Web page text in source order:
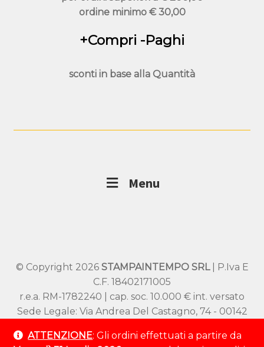
ATTENZIONE: Gli ordini effettuati a partire da
ordine minimo€ 30,00
+Compri -Paghi
sconti in base alla Quantità
Menu
© Copyright 2026 STAMPAINTEMPO SRL| P.Iva E
C.F. 18402171005
r.e.a. RM-1782240 | cap. soc. 10.000 € int. versato
Sede Legale: Via Andrea Del Castagno, 74 - 00142
Sede Operativa: Viale SS Pietro e Paolo 54/A –